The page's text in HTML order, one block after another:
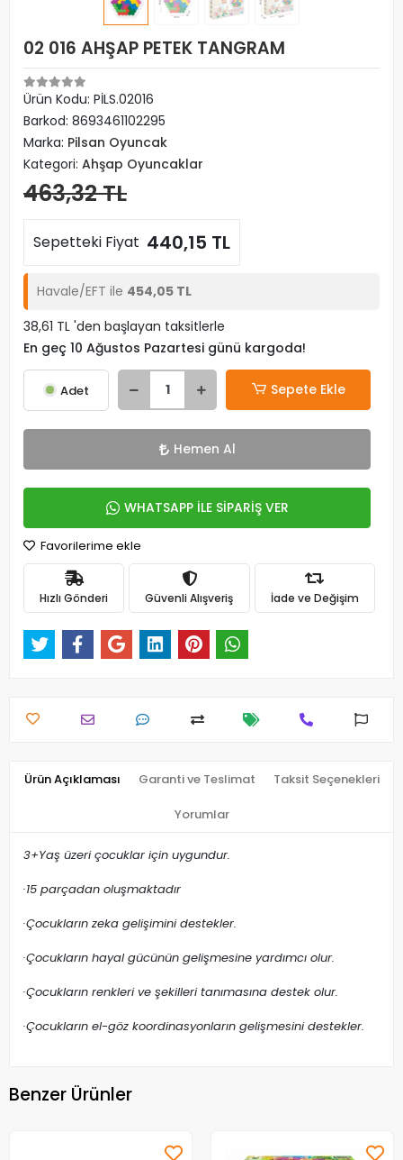
02 016 AHŞAP PETEK TANGRAM
Ürün Kodu: PİLS.02016
Barkod: 8693461102295
Marka: Pilsan Oyuncak
Kategori: Ahşap Oyuncaklar
463,32 TL
Sepetteki Fiyat 440,15 TL
Havale/EFT ile 454,05 TL
38,61 TL 'den başlayan taksitlerle
En geç 10 Ağustos Pazartesi günü kargoda!
Adet Sepete Ekle
Hemen Al
WHATSAPP İLE SİPARİŞ VER
Favorilerime ekle
Hızlı Gönderi Güvenli Alışveriş İade ve Değişim
Ürün Açıklaması Garanti ve Teslimat Taksit Seçenekleri
Yorumlar
3+Yaş üzeri çocuklar için uygundur.
·15 parçadan oluşmaktadır
·Çocukların zeka gelişimini destekler.
·Çocukların hayal gücünün gelişmesine yardımcı olur.
·Çocukların renkleri ve şekilleri tanımasına destek olur.
·Çocukların el-göz koordinasyonların gelişmesini destekler.
Benzer Ürünler